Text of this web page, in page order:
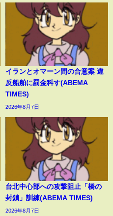
イランとオマーン間の合意案 違
反船舶に罰金科す(ABEMA
TIMES)
2026年8月7日
台北中心部への攻撃阻止「橋の
封鎖」訓練(ABEMA TIMES)
2026年8月7日